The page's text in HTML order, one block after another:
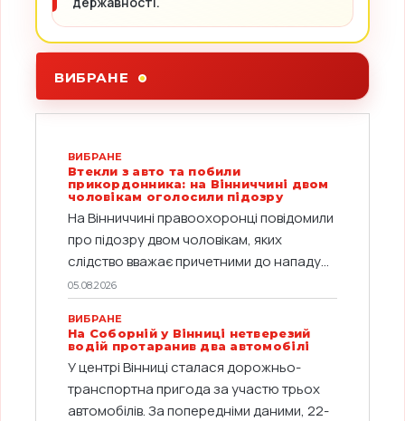
ВИБРАНЕ
ВИБРАНЕ
Втекли з авто та побили
прикордонника: на Вінниччині двом
чоловікам оголосили підозру
На Вінниччині правоохоронці повідомили
про підозру двом чоловікам, яких
слідство вважає причетними до нападу...
05.08.2026
ВИБРАНЕ
На Соборній у Вінниці нетверезий
водій протаранив два автомобілі
У центрі Вінниці сталася дорожньо-
транспортна пригода за участю трьох
автомобілів. За попередніми даними, 22-